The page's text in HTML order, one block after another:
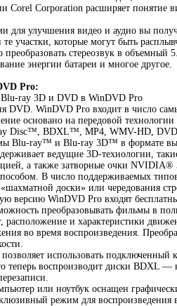
Corel Corporation расширяет понятие
улучшения видео и аудио вы
участки, которые могут быть
стереозвук в
энергии батареи и многое другое.
Pro:
Blu-ray 3D и DVD в WinDVD Pro
DVD. WinDVD Pro входит в число
основано на передовой
Disc™, BDXL™, MP4, WMV-HD,
Blu-ray™ и Blu-ray 3D™ в формате
ведущие 3D-технологии,
а также затворные очки
В число поддерживаемых
доски» или чередования
версию WinDVD Pro входят
преобразовывать фильмы в
и характеристики
во время воспроизведения.
использовать подключенный
теперь воспроизводит диски BDXL
или ноутбук оснащен
режим для